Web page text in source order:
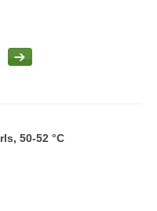
50-52 °C